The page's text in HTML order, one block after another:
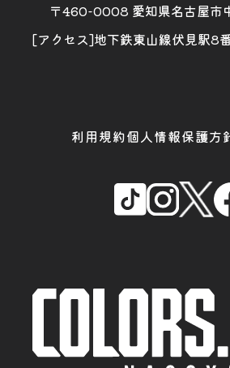
〒460-0008 愛知県名古屋市
[アクセス]地下鉄東山線伏見駅8
利用規約個人情報保護方